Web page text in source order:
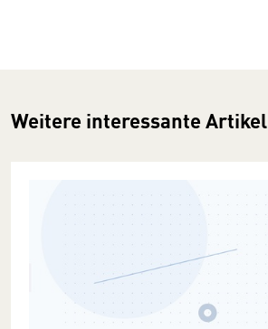
Weitere interessante Artikel